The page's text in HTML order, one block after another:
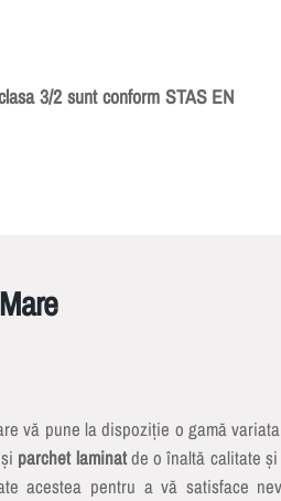
3/2 sunt conform STAS EN
vă pune la dispoziție o gamă
parchet laminatde o înaltă calitate și
acestea pentru a vă satisface